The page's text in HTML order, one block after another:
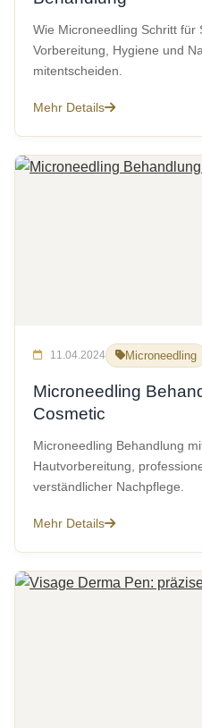
Wie Microneedling Schritt für
Vorbereitung, Hygiene und
mitentscheiden.
Mehr Details
11.04.2024 Microneedling
Microneedling
Cosmetic
Microneedling Behandlung
Hautvorbereitung,
verständlicher Nachpflege.
Mehr Details